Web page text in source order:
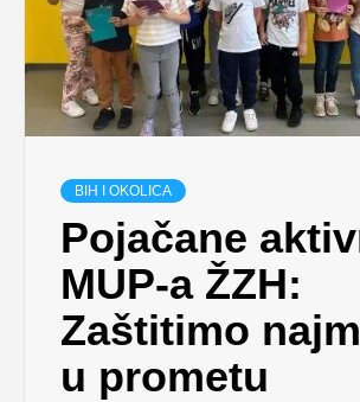
BIH I OKOLICA
Pojačane
MUP-a ŽZH:
Zaštitimo
u prometu